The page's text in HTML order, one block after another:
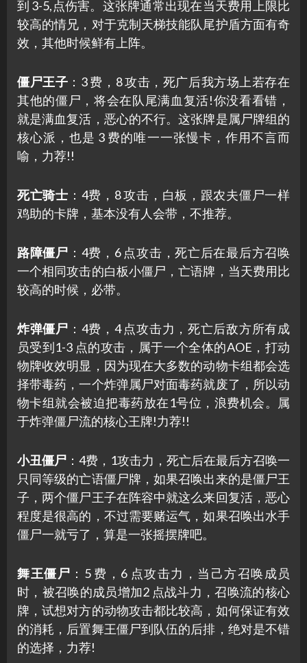
到 3-5,点伤害。这张牌通常出现在当天费用上限比
较高的情兄，对于克制天梯技能队尾护盾方面有奇
效，其他时候鲜有上阵。
僵尸王子 ：3 费，8 攻击，死广后我方场上若存在
其他的僵尸，将会在队尾满血复活!你没看看错，
就是满血复活，恶心的不行。这张牌是属尸牌组的
核心派，也是 3 费的唯一一张慢卡，作用不言而
喻，力荐!!
死亡骑士 ：4费，8 攻击，白板，跟农夫僵尸一样
鸡助的卡牌，基本没有人会带，不推荐。
路障僵尸 ：4费，6 点攻击，死亡后在最后方召唤
一个相同攻击的白板小僵尸，亡语牌，当天费用比
较高的时候，必带。
炸弹僵尸 ：4费，4 点攻击力，死亡后敌方所有成
员受到1-3 点的攻击，属于一个全体的AOE，打动
物牌收效明显，因为现在大多数的动物卡组都会选
择带毒药，一个炸弹属尸对面毒药就废了，所以动
物卡组就会被迫把毒药放在1号位，浪费机会。属
于炸弹僵尸流的核心王牌!力荐!!
小丑僵尸 ：4费，1攻击力，死亡后在最后方召唤一
只同等级的亡语僵尸牌，如果召唤出来的是僵尸王
子，两个僵尸王子在阵容中就这么来回复活，恶心
程度是很高的，不过需要赌运气，如果召唤出水手
僵尸一就亏了，算是一张摇摆牌吧。
舞王僵尸 ：5 费，6 点攻击力，当己方召唤成员
时，被召唤的成员增加2 点战斗力，召唤流的核心
牌，试想对方的动物攻击都比较高，如何保证有效
的消耗，后置舞王僵尸到队伍的后排，绝对是不错
的选择，力荐!